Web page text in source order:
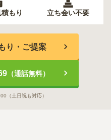
もり 立ち会い不要
り・ご提案
（通話無料）
（土日祝も対応）